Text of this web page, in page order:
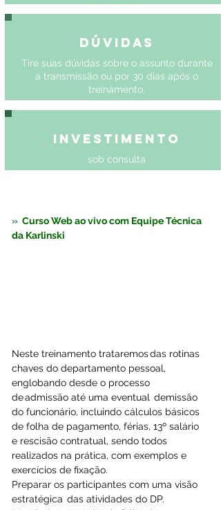
Dúvidas
Tire suas dúvidas sobre o assunto durante
a transmissão ou por 30 dias após o
treinamento.
Investimento
sob consulta
» Curso Web ao vivo com Equipe Técnica
da Karlinski
Neste treinamento trataremos das rotinas
chaves do departamento pessoal,
englobando desde o processo
de admissão até uma eventual  demissão
do funcionário, incluindo cálculos básicos
de folha de pagamento, férias, 13º salário
e rescisão contratual, sendo todos
realizados na prática, com exemplos e
exercícios de fixação.
Preparar os participantes com uma visão
estratégica  das atividades do DP.